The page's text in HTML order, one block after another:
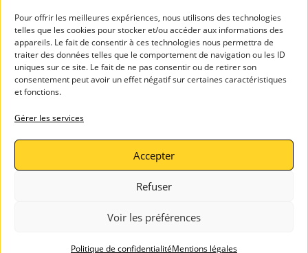
Pour offrir les meilleures expériences, nous utilisons des technologies
telles que les cookies pour stocker et/ou accéder aux informations des
appareils. Le fait de consentir à ces technologies nous permettra de
traiter des données telles que le comportement de navigation ou les ID
uniques sur ce site. Le fait de ne pas consentir ou de retirer son
consentement peut avoir un effet négatif sur certaines caractéristiques
et fonctions.
Gérer les services
Accepter
Refuser
Voir les préférences
Politique de confidentialitéMentions légales
Mentions légales
Politique de
confidentialité
Blog Leihia
Espace Candidats
Leihia – Bilan de
compétences
Leihia – Coaching
Contactez-
sitemaps